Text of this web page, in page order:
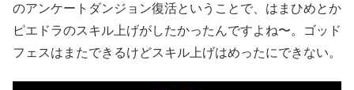
のアンケートダンジョン復活ということで、はまひめとか
ピエドラのスキル上げがしたかったんですよね〜。ゴッド
フェスはまたできるけどスキル上げはめったにできない。